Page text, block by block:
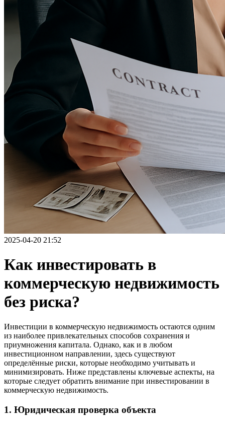
2025-04-20 21:52
Как инвестировать в
коммерческую недвижимость
без риска?
​Инвестиции в коммерческую недвижимость остаются одним
из наиболее привлекательных способов сохранения и
приумножения капитала. Однако, как и в любом
инвестиционном направлении, здесь существуют
определённые риски, которые необходимо учитывать и
минимизировать. Ниже представлены ключевые аспекты, на
которые следует обратить внимание при инвестировании в
коммерческую недвижимость.​
1. Юридическая проверка объекта